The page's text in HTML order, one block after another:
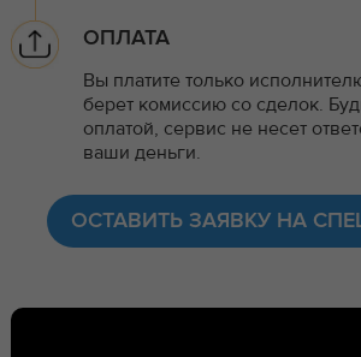
ОПЛАТА
Вы платите только
берет комиссию со сделок.
оплатой, сервис не несет
ваши деньги.
ОСТАВИТЬ ЗАЯВКУ НА